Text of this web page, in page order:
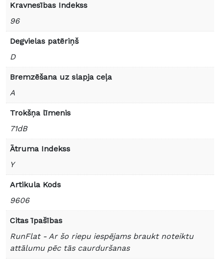
Kravnesības Indekss
96
Degvielas patēriņš
D
Bremzēšana uz slapja ceļa
A
Trokšņa līmenis
71dB
Ātruma Indekss
Y
Artikula Kods
9606
Citas īpašības
RunFlat - Ar šo riepu iespējams braukt noteiktu
attālumu pēc tās caurduršanas